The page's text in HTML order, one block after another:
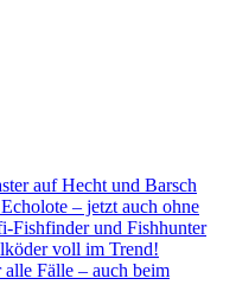
auf Hecht und Barsch
– jetzt auch ohne
Fishfinder und Fishhunter
voll im Trend!
Fälle – auch beim